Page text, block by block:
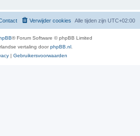
Alle tijden zijn UTC+02:00
Verwijder cookies
® Forum Software © phpBB Limited
vertaling doorphpBB.nl
| Gebruikersvoorwaarden